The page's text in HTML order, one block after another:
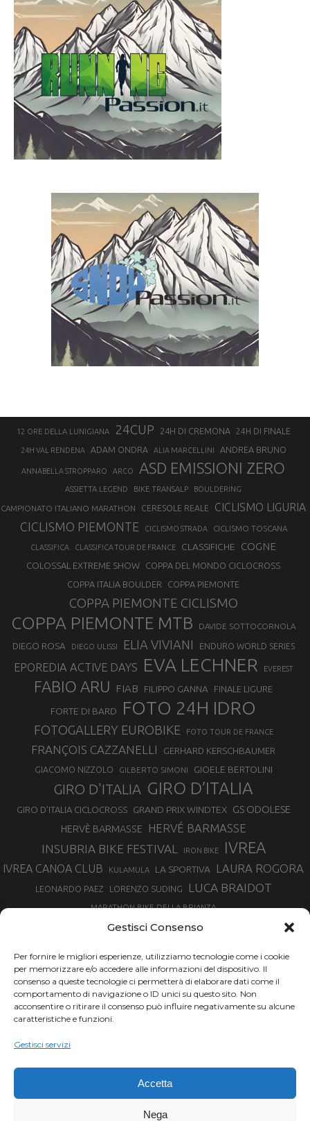
Gestisci Consenso
Per fornire le migliori esperienze, utilizziamo tecnologie come i cookie
per memorizzare e/o accedere alle informazioni del dispositivo. Il
consenso a queste tecnologie ci permetterà di elaborare dati come il
comportamento di navigazione o ID unici su questo sito. Non
acconsentire o ritirare il consenso può influire negativamente su alcune
caratteristiche e funzioni.
Gestisci servizi
Accetta
Nega
12 ORE DELLA LUNIGIANA 24CUP 24H DI CREMONA 24H DI FINALE
24H VAL RENDENA ADAM ONDRA ALIA MARCELLINI ANDREA BRUNO
ANNABELLA STROPPARO ARCO ASD EMISSIONI ZERO
ASSIETTA LEGEND BIKE TRANSALP BOULDERING
CAMPIONATO ITALIANO MARATHON CERESOLE REALE CICLISMO LIGURIA
CICLISMO PIEMONTE CICLISMO STRADA CICLISMO TOSCANA
CLASSIFICA CLASSIFICA TOUR DE FRANCE CLASSIFICHE COGNE
COLOSSAL EXTREME SHOW
COPPA DEL MONDO CICLOCROSS
COPPA ITALIA BOULDER
COPPA PIEMONTE
COPPA PIEMONTE CICLISMO
COPPA PIEMONTE MTB DAVIDE SOTTOCORNOLA
DIEGO ROSA DIEGO ULISSI ELIA VIVIANI ENDURO WORLD SERIES
EPOREDIA ACTIVE DAYS EVA LECHNER EVEREST
FABIO ARU FIAB FILIPPO GANNA FINALE LIGURE
FORTE DI BARD FOTO 24H IDRO
FOTOGALLERY EUROBIKE FOTO TOUR DE FRANCE
FRANÇOIS CAZZANELLI GERHARD KERSCHBAUMER
GIACOMO NIZZOLO GILBERTO SIMONI GIOELE BERTOLINI
GIRO D'ITALIA GIRO D’ITALIA
GIRO D’ITALIA CICLOCROSS GRAND PRIX WINDTEX GS ODOLESE
HERVÈ BARMASSE
HERVÉ BARMASSE
INSUBRIA BIKE FESTIVAL
IRON BIKE IVREA
IVREA CANOA CLUB KULAMULA LA SPORTIVA LAURA ROGORA
LEONARDO PAEZ LORENZO SUDING LUCA BRAIDOT
MARATHON BIKE DELLA BRIANZA
MARCO AURELIO FONTANA
MARTINO FRUET MATHIEU VAN DER POEL MATTEO TRENTIN MIKE FELDERER
MIRKO CELESTINO NIBALI
NINO SCHURTER
PARCO NAZIONALE GRAN PARADISO
PROMENADO BIKE
SIMONE MORO
TOUR DE FRANCE
VINCENZO NIBALI